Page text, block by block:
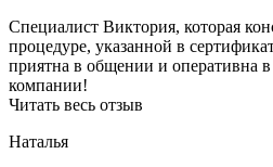
Специалист Виктория, которая
процедуре, указанной в
приятна в общении и оперативна
компании!
Читать весь отзыв
Наталья